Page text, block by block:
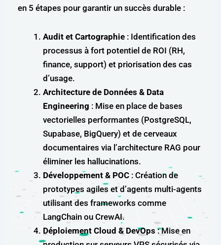
en 5 étapes pour garantir un succès durable :
Audit et Cartographie : Identification des
processus à fort potentiel de ROI (RH,
finance, support) et priorisation des cas
d’usage.
Architecture de Données & Data
Engineering : Mise en place de bases
vectorielles performantes (PostgreSQL,
Supabase, BigQuery) et de cerveaux
documentaires via l’architecture RAG pour
éliminer les hallucinations.
Développement & POC : Création de
prototypes agiles et d’agents multi-agents
utilisant des frameworks comme
LangChain ou CrewAI.
Déploiement Cloud & DevOps : Mise en